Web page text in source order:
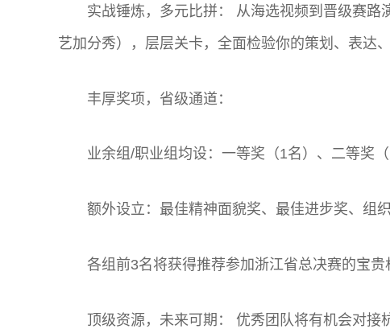
实战锤炼，多元比拼： 从海选视频到晋级赛
艺加分秀），层层关卡，全面检验你的策划、表达
丰厚奖项，省级通道：
业余组/职业组均设：一等奖（1名）、二等奖
额外设立：最佳精神面貌奖、最佳进步奖、组
各组前3名将获得推荐参加浙江省总决赛的宝贵
顶级资源，未来可期： 优秀团队将有机会对接